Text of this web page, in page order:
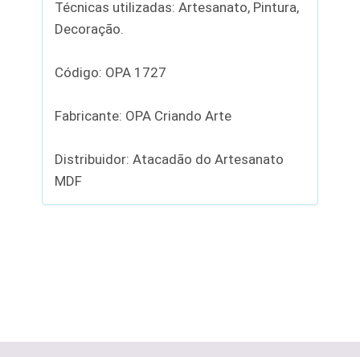
Técnicas utilizadas: Artesanato, Pintura,
Decoração.
Código: OPA 1727
Fabricante: OPA Criando Arte
Distribuidor: Atacadão do Artesanato
MDF